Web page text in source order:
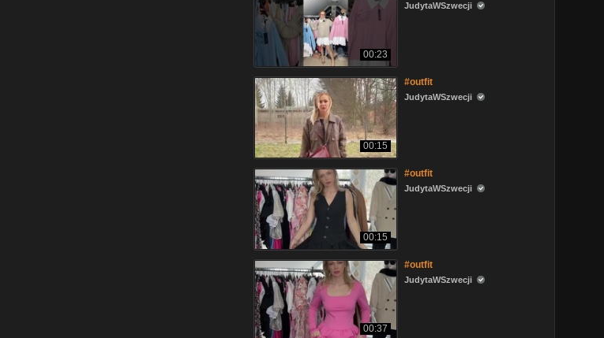
00:23
JudytaWSzwecji
00:15
#outfit
JudytaWSzwecji
00:15
#outfit
JudytaWSzwecji
00:37
#outfit
JudytaWSzwecji